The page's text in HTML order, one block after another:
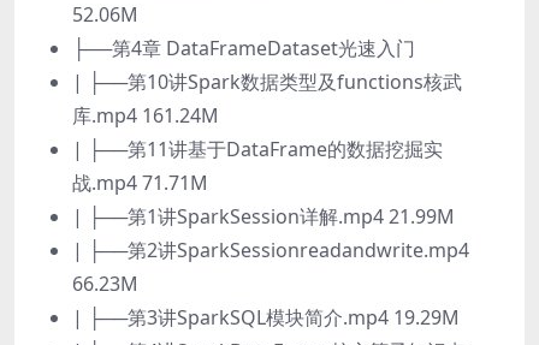
52.06M
├──第4章 DataFrameDataset光速入门
| ├──第10讲Spark数据类型及functions核武
库.mp4 161.24M
| ├──第11讲基于DataFrame的数据挖掘实
战.mp4 71.71M
| ├──第1讲SparkSession详解.mp4 21.99M
| ├──第2讲SparkSessionreadandwrite.mp4
66.23M
| ├──第3讲SparkSQL模块简介.mp4 19.29M